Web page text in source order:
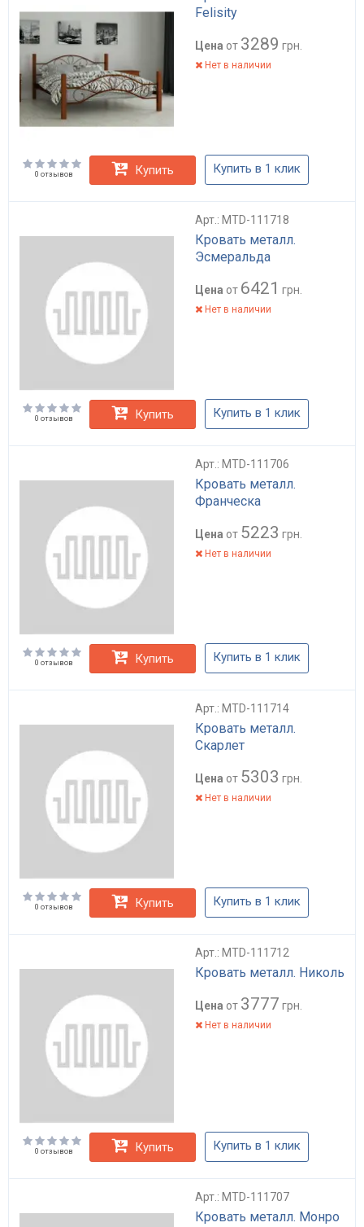
Felisity
Цена от 3289 грн.
Нет в наличии
0 отзывов Купить Купить в 1 клик
Арт.: MTD-111718
Кровать металл.
Эсмеральда
Цена от 6421 грн.
Нет в наличии
0 отзывов Купить Купить в 1 клик
Арт.: MTD-111706
Кровать металл.
Франческа
Цена от 5223 грн.
Нет в наличии
0 отзывов Купить Купить в 1 клик
Арт.: MTD-111714
Кровать металл.
Скарлет
Цена от 5303 грн.
Нет в наличии
0 отзывов Купить Купить в 1 клик
Арт.: MTD-111712
Кровать металл. Николь
Цена от 3777 грн.
Нет в наличии
0 отзывов Купить Купить в 1 клик
Арт.: MTD-111707
Кровать металл. Монро